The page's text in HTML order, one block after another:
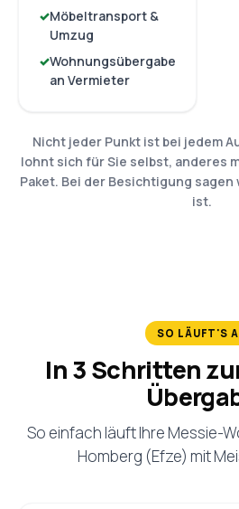
Möbeltransport &
Umzug
Wohnungsübergabe
an Vermieter
Nicht jeder Punkt ist bei jedem
lohnt sich für Sie selbst, anderes
Paket. Bei der Besichtigung
ist.
SO LÄUFT'S
In 3 Schritten
So einfach läuft Ihre Messie-
Homberg (Efze) mit